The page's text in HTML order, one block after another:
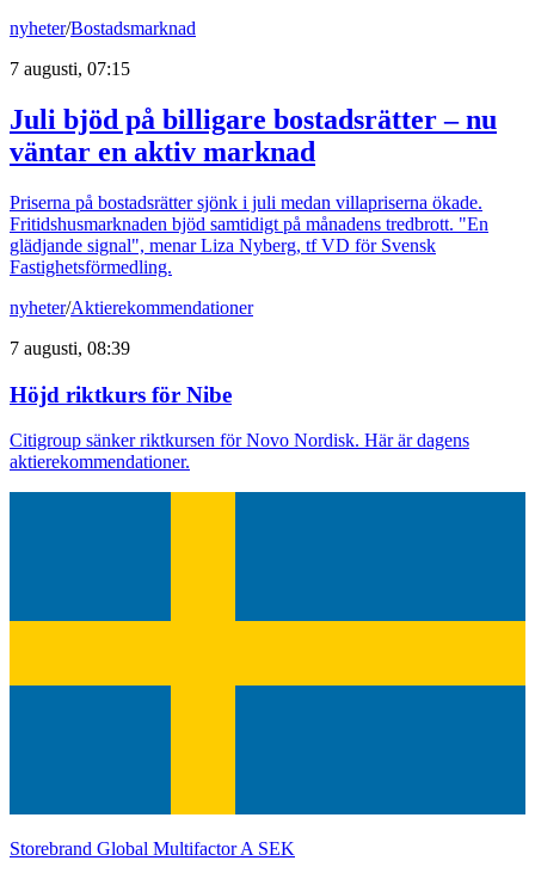
nyheter/Bostadsmarknad
7 augusti, 07:15
Juli bjöd på billigare bostadsrätter – nu
väntar en aktiv marknad
Priserna på bostadsrätter sjönk i juli medan villapriserna ökade.
Fritidshusmarknaden bjöd samtidigt på månadens tredbrott. "En
glädjande signal", menar Liza Nyberg, tf VD för Svensk
Fastighetsförmedling.
nyheter/Aktierekommendationer
7 augusti, 08:39
Höjd riktkurs för Nibe
Citigroup sänker riktkursen för Novo Nordisk. Här är dagens
aktierekommendationer.
Storebrand Global Multifactor A SEK